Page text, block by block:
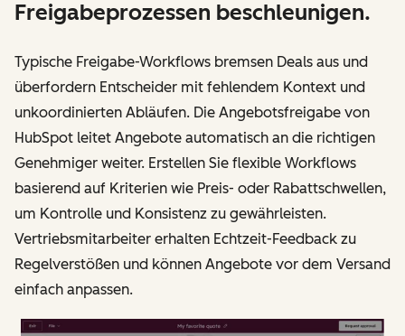
Freigabeprozessen beschleunigen.
Typische Freigabe-Workflows bremsen Deals aus und
überfordern Entscheider mit fehlendem Kontext und
unkoordinierten Abläufen. Die Angebotsfreigabe von
HubSpot leitet Angebote automatisch an die richtigen
Genehmiger weiter. Erstellen Sie flexible Workflows
basierend auf Kriterien wie Preis- oder Rabattschwellen,
um Kontrolle und Konsistenz zu gewährleisten.
Vertriebsmitarbeiter erhalten Echtzeit-Feedback zu
Regelverstößen und können Angebote vor dem Versand
einfach anpassen.